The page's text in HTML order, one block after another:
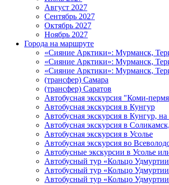
Август 2027
Сентябрь 2027
Октябрь 2027
Ноябрь 2027
Города на маршруте
«Сияние Арктики»: Мурманск,
«Сияние Арктики»: Мурманск,
«Сияние Арктики»: Мурманск,
(трансфер) Самара
(трансфер) Саратов
Автобусная экскурсия "Коми-
Автобусная экскурсия в Кунгур
Автобусная экскурсия в Кунгур,
Автобусная экскурсия в
Автобусная экскурсия в Усолье
Автобусная экскурсия во
Автобусные экскурсии в Усолье
Автобусный тур «Кольцо
Автобусный тур «Кольцо
Автобусный тур «Кольцо